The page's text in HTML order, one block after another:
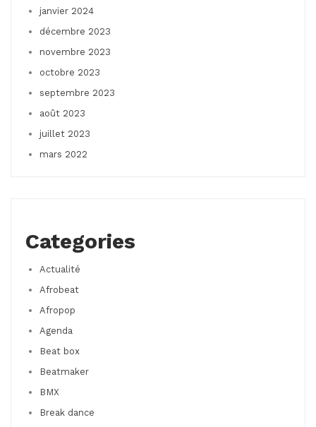
janvier 2024
décembre 2023
novembre 2023
octobre 2023
septembre 2023
août 2023
juillet 2023
mars 2022
Categories
Actualité
Afrobeat
Afropop
Agenda
Beat box
Beatmaker
BMX
Break dance